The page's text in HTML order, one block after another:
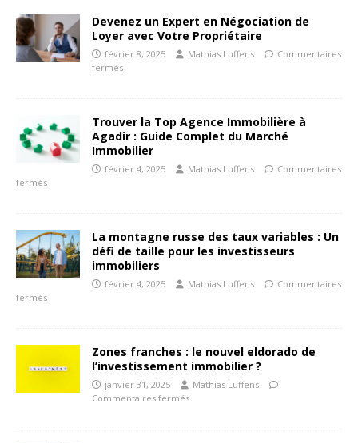
Devenez un Expert en Négociation de
Loyer avec Votre Propriétaire
février 8, 2025 Mathias Luffens
Commentaires
fermés
Trouver la Top Agence Immobilière à
Agadir : Guide Complet du Marché
Immobilier
février 4, 2025 Mathias Luffens
Commentaires
fermés
La montagne russe des taux variables : Un
défi de taille pour les investisseurs
immobiliers
février 4, 2025 Mathias Luffens
Commentaires
fermés
Zones franches : le nouvel eldorado de
l’investissement immobilier ?
janvier 31, 2025
Mathias Luffens
Commentaires fermés